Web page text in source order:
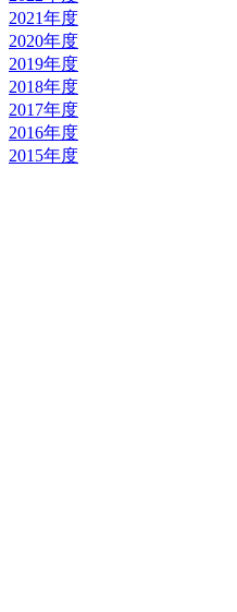
2021年度
2020年度
2019年度
2018年度
2017年度
2016年度
2015年度